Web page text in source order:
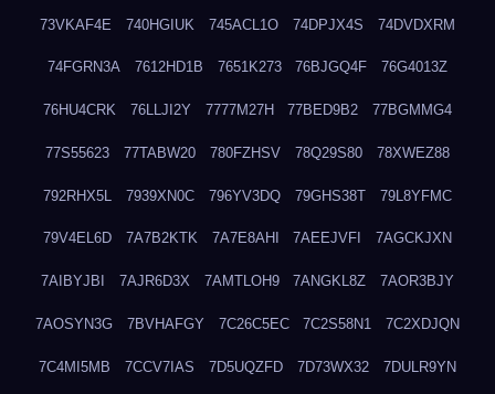
73VKAF4E 740HGIUK 745ACL1O 74DPJX4S 74DVDXRM
74FGRN3A 7612HD1B 7651K273 76BJGQ4F 76G4013Z
76HU4CRK 76LLJI2Y 7777M27H 77BED9B2 77BGMMG4
77S55623 77TABW20 780FZHSV 78Q29S80 78XWEZ88
792RHX5L 7939XN0C 796YV3DQ 79GHS38T 79L8YFMC
79V4EL6D 7A7B2KTK 7A7E8AHI 7AEEJVFI 7AGCKJXN
7AIBYJBI 7AJR6D3X 7AMTLOH9 7ANGKL8Z 7AOR3BJY
7AOSYN3G 7BVHAFGY 7C26C5EC 7C2S58N1 7C2XDJQN
7C4MI5MB 7CCV7IAS 7D5UQZFD 7D73WX32 7DULR9YN